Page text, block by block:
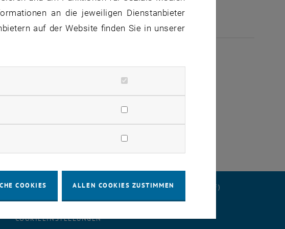
DATENSCHUTZERKLÄRUNG (PDF)
COOKIEEINSTELLUNGEN
an die jeweiligen Dienstanbieter
auf der Website finden Sie in unserer
COOKIES ALLEN COOKIES ZUSTIMMEN